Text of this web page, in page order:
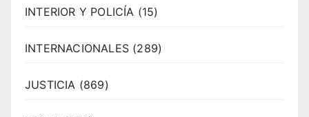
INTERIOR Y POLICÍA (15)
INTERNACIONALES (289)
JUSTICIA (869)